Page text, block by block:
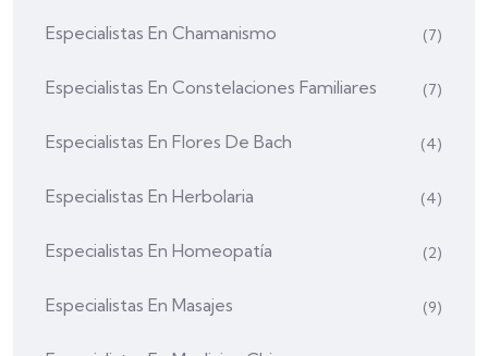
Especialistas En Chamanismo (7)
Especialistas En Constelaciones Familiares (7)
Especialistas En Flores De Bach (4)
Especialistas En Herbolaria (4)
Especialistas En Homeopatía (2)
Especialistas En Masajes (9)